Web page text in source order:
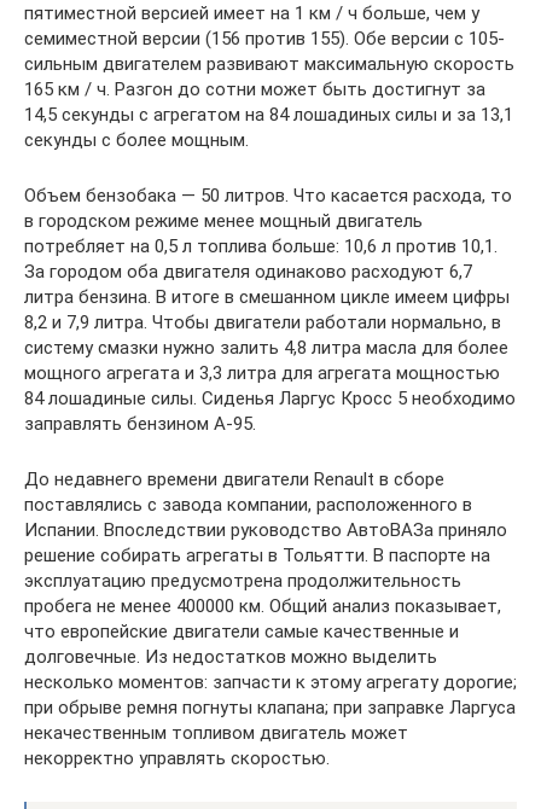
пятиместной версией имеет на 1 км / ч больше, чем у
семиместной версии (156 против 155). Обе версии с 105-
сильным двигателем развивают максимальную скорость
165 км / ч. Разгон до сотни может быть достигнут за
14,5 секунды с агрегатом на 84 лошадиных силы и за 13,1
секунды с более мощным.
Объем бензобака — 50 литров. Что касается расхода, то
в городском режиме менее мощный двигатель
потребляет на 0,5 л топлива больше: 10,6 л против 10,1.
За городом оба двигателя одинаково расходуют 6,7
литра бензина. В итоге в смешанном цикле имеем цифры
8,2 и 7,9 литра. Чтобы двигатели работали нормально, в
систему смазки нужно залить 4,8 литра масла для более
мощного агрегата и 3,3 литра для агрегата мощностью
84 лошадиные силы. Сиденья Ларгус Кросс 5 необходимо
заправлять бензином А-95.
До недавнего времени двигатели Renault в сборе
поставлялись с завода компании, расположенного в
Испании. Впоследствии руководство АвтоВАЗа приняло
решение собирать агрегаты в Тольятти. В паспорте на
эксплуатацию предусмотрена продолжительность
пробега не менее 400000 км. Общий анализ показывает,
что европейские двигатели самые качественные и
долговечные. Из недостатков можно выделить
несколько моментов: запчасти к этому агрегату дорогие;
при обрыве ремня погнуты клапана; при заправке Ларгуса
некачественным топливом двигатель может
некорректно управлять скоростью.